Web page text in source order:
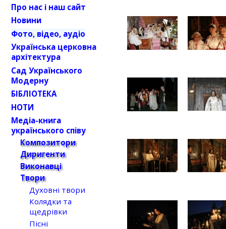
Про нас і наш сайт
Новини
Фото, відео, аудіо
Українська церковна
архітектура
Сад Українського
Модерну
БІБЛІОТЕКА
НОТИ
Медіа-книга
українського співу
Композитори
Диригенти
Виконавці
Твори
Духовні твори
Колядки та
щедрівки
Пісні